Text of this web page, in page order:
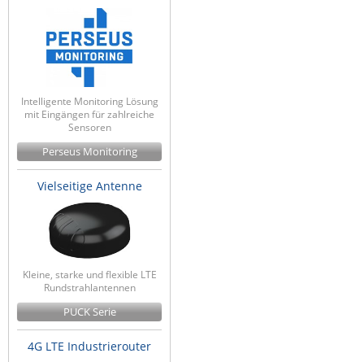
Intelligente Monitoring Lösung
mit Eingängen für zahlreiche
Sensoren
Perseus Monitoring
Vielseitige Antenne
Kleine, starke und flexible LTE
Rundstrahlantennen
PUCK Serie
4G LTE Industrierouter